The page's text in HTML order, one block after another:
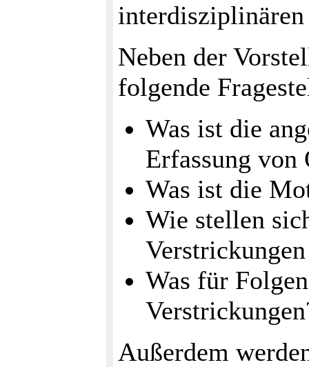
Neben der
folgende
Was ist die
Erfassung von
Was ist die
Wie stellen
Was für
Außerdem